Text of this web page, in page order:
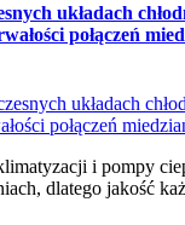
układach
połączeń
i pompy
dlatego jakość